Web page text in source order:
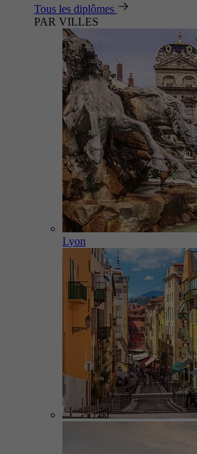
Tous les diplômes
PAR VILLES
Lyon